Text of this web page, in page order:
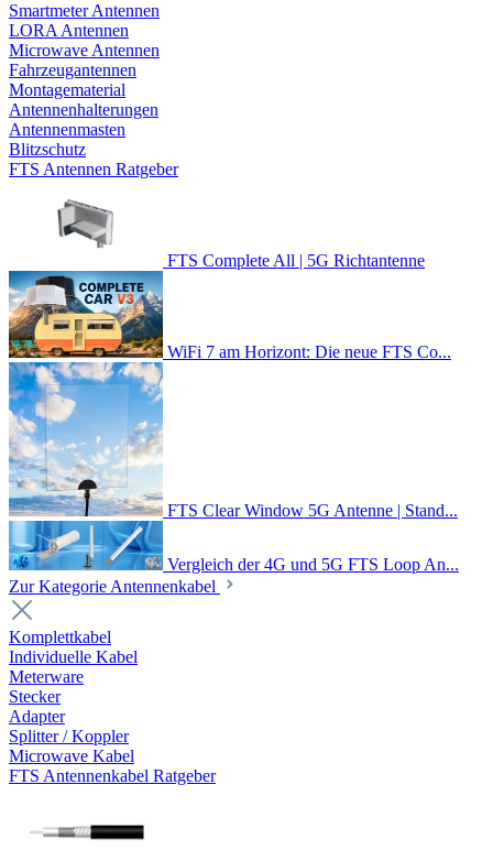
Smartmeter Antennen
LORA Antennen
Microwave Antennen
Fahrzeugantennen
Montagematerial
Antennenhalterungen
Antennenmasten
Blitzschutz
FTS Antennen Ratgeber
FTS Complete All | 5G Richtantenne
WiFi 7 am Horizont: Die neue FTS Co...
FTS Clear Window 5G Antenne | Stand...
Vergleich der 4G und 5G FTS Loop An...
Zur Kategorie Antennenkabel
Komplettkabel
Individuelle Kabel
Meterware
Stecker
Adapter
Splitter / Koppler
Microwave Kabel
FTS Antennenkabel Ratgeber